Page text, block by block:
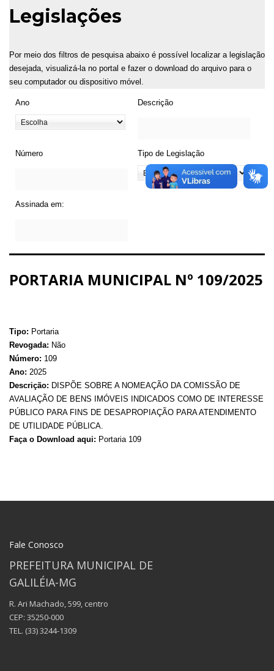
Legislações
Por meio dos filtros de pesquisa abaixo é possível localizar a legislação
desejada, visualizá-la no portal e fazer o download do arquivo para o
seu computador ou dispositivo móvel.
Ano Descrição
Número Tipo de Legislação
Assinada em:
PORTARIA MUNICIPAL Nº 109/2025
Tipo: Portaria
Revogada: Não
Número: 109
Ano: 2025
Descrição: DISPÕE SOBRE A NOMEAÇÃO DA COMISSÃO DE
AVALIAÇÃO DE BENS IMÓVEIS INDICADOS COMO DE INTERESSE
PÚBLICO PARA FINS DE DESAPROPIAÇÃO PARA ATENDIMENTO
DE UTILIDADE PÚBLICA.
Faça o Download aqui: Portaria 109
Fale Conosco
PREFEITURA MUNICIPAL DE
GALILÉIA-MG
R. Ari Machado, 599, centro
CEP: 35250-000
TEL. (33) 3244-1309